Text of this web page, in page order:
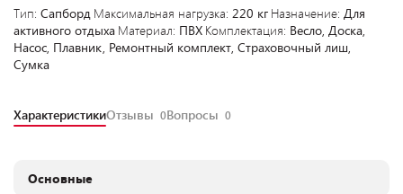
Тип: Сапборд Максимальная нагрузка: 220 кг Назначение: Для
активного отдыха Материал: ПВХ Комплектация: Весло, Доска,
Насос, Плавник, Ремонтный комплект, Страховочный лиш,
Сумка
ХарактеристикиОтзывы 0Вопросы 0
Основные